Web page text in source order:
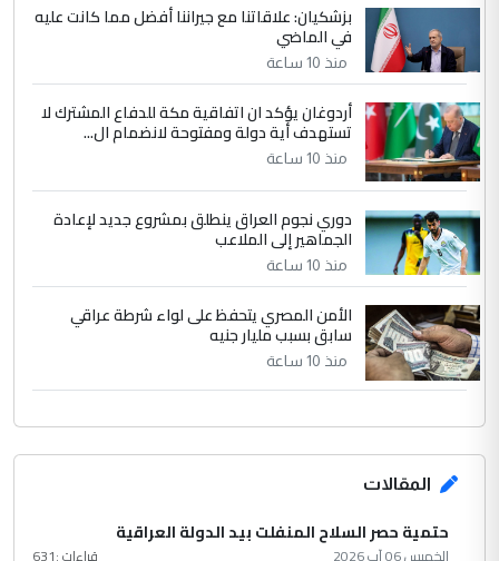
الموضوع :
الجواهري يرد على صدام حسين سل
مضجعيك يابن الزنا (نص كامل)
بزشكيان: علاقاتنا مع جيراننا أفضل مما كانت عليه
في الماضي
منذ 10 ساعة
أردوغان يؤكد ان اتفاقية مكة للدفاع المشترك لا
تستهدف أية دولة ومفتوحة لانضمام ال...
منذ 10 ساعة
دوري نجوم العراق ينطلق بمشروع جديد لإعادة
الجماهير إلى الملاعب
منذ 10 ساعة
الأمن المصري يتحفظ على لواء شرطة عراقي
سابق بسبب مليار جنيه
منذ 10 ساعة
المقالات
حتمية حصر السلاح المنفلت بيد الدولة العراقية